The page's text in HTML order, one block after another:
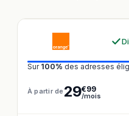
Sur 100% des adresses
À partir de 29€99
/mois